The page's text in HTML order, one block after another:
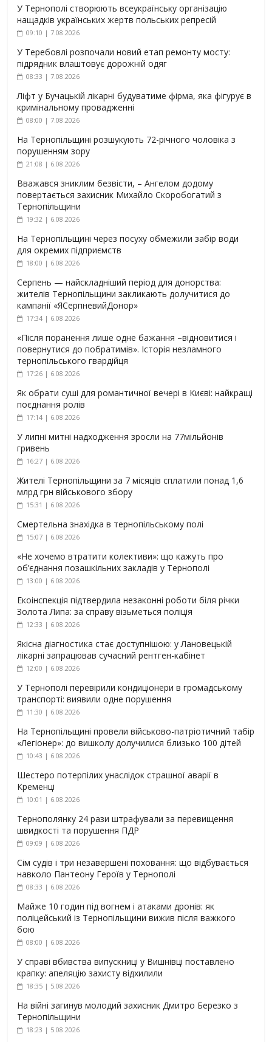
У Тернополі створюють всеукраїнську організацію
нащадків українських жертв польських репресій
09:10 | 7.08.2026
У Теребовлі розпочали новий етап ремонту мосту:
підрядник влаштовує дорожній одяг
08:33 | 7.08.2026
Ліфт у Бучацькій лікарні будуватиме фірма, яка фігурує в
кримінальному провадженні
08:00 | 7.08.2026
На Тернопільщині розшукують 72-річного чоловіка з
порушенням зору
21:08 | 6.08.2026
Вважався зниклим безвісти, – Ангелом додому
повертається захисник Михайло Скоробогатий з
Тернопільщини
19:32 | 6.08.2026
На Тернопільщині через посуху обмежили забір води
для окремих підприємств
18:00 | 6.08.2026
Серпень — найскладніший період для донорства:
жителів Тернопільщини закликають долучитися до
кампанії «ЯСерпневийДонор»
17:34 | 6.08.2026
«Після поранення лише одне бажання –відновитися і
повернутися до побратимів». Історія незламного
тернопільського гвардійця
17:26 | 6.08.2026
Як обрати суші для романтичної вечері в Києві: найкращі
поєднання ролів
17:14 | 6.08.2026
У липні митні надходження зросли на 77мільйонів
гривень
16:27 | 6.08.2026
Жителі Тернопільщини за 7 місяців сплатили понад 1,6
млрд грн військового збору
15:31 | 6.08.2026
Смертельна знахідка в тернопільському полі
15:07 | 6.08.2026
«Не хочемо втратити колективи»: що кажуть про
об’єднання позашкільних закладів у Тернополі
13:00 | 6.08.2026
Екоінспекція підтвердила незаконні роботи біля річки
Золота Липа: за справу візьметься поліція
12:33 | 6.08.2026
Якісна діагностика стає доступнішою: у Лановецькій
лікарні запрацював сучасний рентген-кабінет
12:00 | 6.08.2026
У Тернополі перевірили кондиціонери в громадському
транспорті: виявили одне порушення
11:30 | 6.08.2026
На Тернопільщині провели військово-патріотичний табір
«Легіонер»: до вишколу долучилися близько 100 дітей
10:43 | 6.08.2026
Шестеро потерпілих унаслідок страшної аварії в
Кременці
10:01 | 6.08.2026
Тернополянку 24 рази штрафували за перевищення
швидкості та порушення ПДР
09:09 | 6.08.2026
Сім судів і три незавершені поховання: що відбувається
навколо Пантеону Героїв у Тернополі
08:33 | 6.08.2026
Майже 10 годин під вогнем і атаками дронів: як
поліцейський із Тернопільщини вижив після важкого
бою
08:00 | 6.08.2026
У справі вбивства випускниці у Вишнівці поставлено
крапку: апеляцію захисту відхилили
18:35 | 5.08.2026
На війні загинув молодий захисник Дмитро Березко з
Тернопільщини
18:23 | 5.08.2026